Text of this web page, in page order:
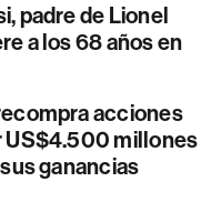
padre de Lionel
a los 68 años en
acciones
US$4.500 millones
ganancias